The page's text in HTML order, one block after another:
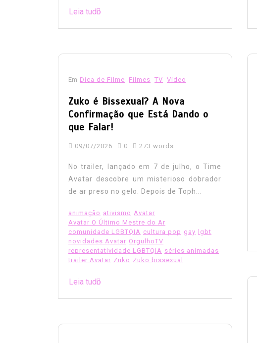
Leia tudo
Em Dica de Filme Filmes TV Video
Zuko é Bissexual? A Nova
Confirmação que Está Dando o
que Falar!
09/07/2026 0 273 words
No trailer, lançado em 7 de julho, o Time
Avatar descobre um misterioso dobrador
de ar preso no gelo. Depois de Toph...
animação ativismo Avatar
Avatar O Último Mestre do Ar
comunidade LGBTQIA cultura pop gay
lgbt
novidades Avatar OrgulhoTV
representatividade LGBTQIA séries animadas
trailer Avatar Zuko Zuko bissexual
Leia tudo